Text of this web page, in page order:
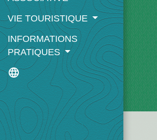
VIE TOURISTIQUE
INFORMATIONS
PRATIQUES
language